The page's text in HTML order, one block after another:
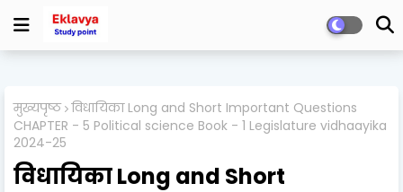
मुख्यपृष्ठ विधायिका Long and Short Important Questions
CHAPTER - 5 Political science Book - 1 Legislature vidhaayika
2024-25
विधायिका Long and Short